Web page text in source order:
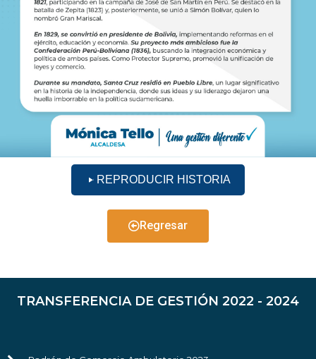
REPRODUCIR HISTORIA
Regresar
TRANSFERENCIA DE GESTIÓN 2022 - 2024